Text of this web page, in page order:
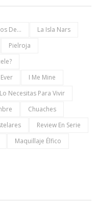
De...
La Isla Nars
Pielroja
I Me Mine
Lo Necesitas Para Vivir
Chuaches
Review En Serie
Maquillaje Élfico